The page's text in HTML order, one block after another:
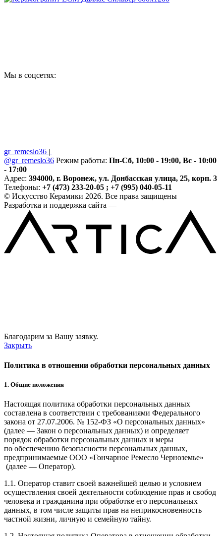
Мы в соцсетях:
gr_remeslo36
@gr_remeslo36 Режим работы: Пн-Сб, 10:00 - 19:00, Вс - 10:00
- 17:00
Адрес: 394000, г. Воронеж, ул. Донбасская улица, 25, корп. 3
Телефоны: +7 (473) 233-20-05 ; +7 (995) 040-05-11
© Искусство Керамики 2026. Все права защищены
Разработка и поддержка сайта —
Благодарим за Вашу заявку.
Закрыть
Политика в отношении обработки персональных данных
1. Общие положения
Настоящая политика обработки персональных данных
составлена в соответствии с требованиями Федерального
закона от 27.07.2006. № 152-ФЗ «О персональных данных»
(далее — Закон о персональных данных) и определяет
порядок обработки персональных данных и меры
по обеспечению безопасности персональных данных,
предпринимаемые ООО «Гончарное Ремесло Черноземье»
(далее — Оператор).
1.1. Оператор ставит своей важнейшей целью и условием
осуществления своей деятельности соблюдение прав и свобод
человека и гражданина при обработке его персональных
данных, в том числе защиты прав на неприкосновенность
частной жизни, личную и семейную тайну.